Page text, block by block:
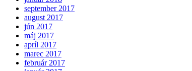
september 2017
august 2017
jún 2017
máj 2017
apríl 2017
marec 2017
február 2017